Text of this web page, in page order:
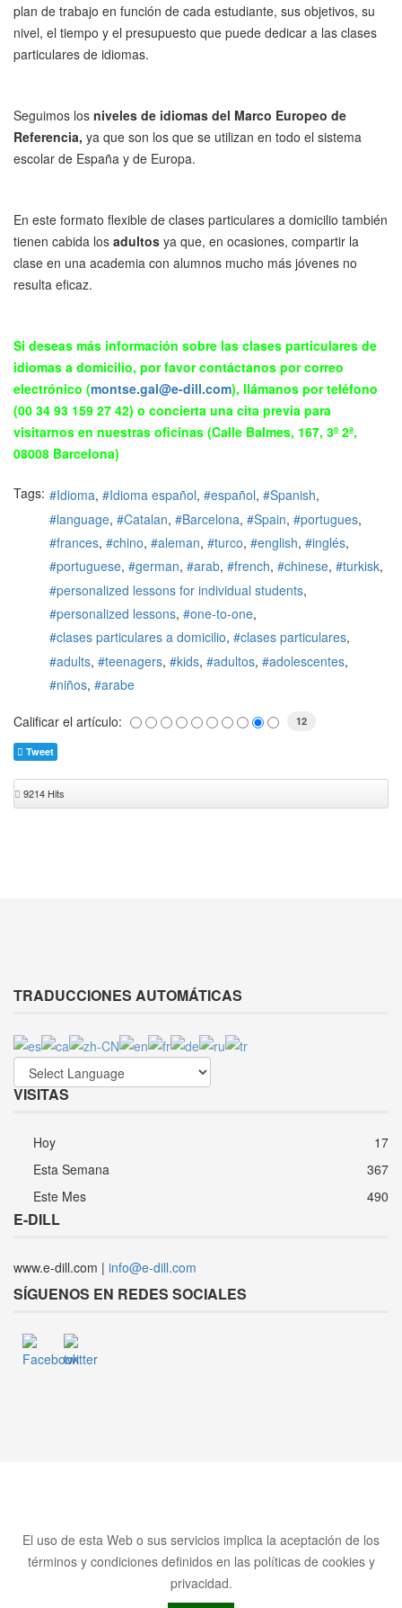
plan de trabajo en función de cada estudiante, sus objetivos, su
nivel, el tiempo y el presupuesto que puede dedicar a las clases
particulares de idiomas.
Seguimos los niveles de idiomas del Marco Europeo de
Referencia, ya que son los que se utilizan en todo el sistema
escolar de España y de Europa.
En este formato flexible de clases particulares a domicilio también
tienen cabida los adultos ya que, en ocasiones, compartir la
clase en una academia con alumnos mucho más jóvenes no
resulta eficaz.
Si deseas más información sobre las clases particulares de
idiomas a domicilio, por favor contáctanos por correo
electrónico (montse.gal@e-dill.com), llámanos por teléfono
(00 34 93 159 27 42) o concierta una cita previa para
visitarnos en nuestras oficinas (Calle Balmes, 167, 3º 2ª,
08008 Barcelona)
Tags: Idioma Idioma español español
Spanish
language
Catalan Barcelona Spain
portugues
frances
chino aleman turco english
inglés
portuguese
german arab french chinese
turkisk
personalized lessons for individual students
personalized lessons
one-to-one
clases particulares a domicilio
clases particulares
adults
teenagers kids adultos
adolescentes
niños
arabe
Calificar el artículo: 12
Tweet
9214 Hits
TRADUCCIONES AUTOMÁTICAS
VISITAS
Hoy
17
Esta Semana
367
Este Mes
490
E-DILL
www.e-dill.com | info@e-dill.com
SÍGUENOS EN REDES SOCIALES
El uso de esta Web o sus servicios implica la aceptación de los
términos y condiciones definidos en las políticas de cookies y
privacidad.